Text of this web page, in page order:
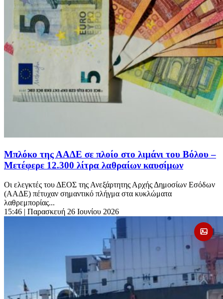
Μπλόκο της ΑΑΔΕ σε πλοίο στο λιμάνι του Βόλου –
Μετέφερε 12.300 λίτρα λαθραίων καυσίμων
Οι ελεγκτές του ΔΕΟΣ της Ανεξάρτητης Αρχής Δημοσίων Εσόδων
(ΑΑΔΕ) πέτυχαν σημαντικό πλήγμα στα κυκλώματα
λαθρεμπορίας...
15:46 | Παρασκευή 26 Ιουνίου 2026